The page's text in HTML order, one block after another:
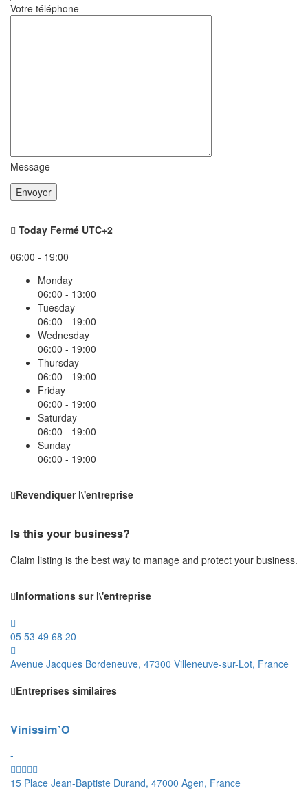
Votre téléphone
Message
Today Fermé UTC+2
06:00 - 19:00
Monday
06:00 - 13:00
Tuesday
06:00 - 19:00
Wednesday
06:00 - 19:00
Thursday
06:00 - 19:00
Friday
06:00 - 19:00
Saturday
06:00 - 19:00
Sunday
06:00 - 19:00
Revendiquer l\'entreprise
Is this your business?
Claim listing is the best way to manage and protect your business.
Informations sur l\'entreprise
05 53 49 68 20
Avenue Jacques Bordeneuve, 47300 Villeneuve-sur-Lot, France
Entreprises similaires
Vinissim’O
-
15 Place Jean-Baptiste Durand, 47000 Agen, France